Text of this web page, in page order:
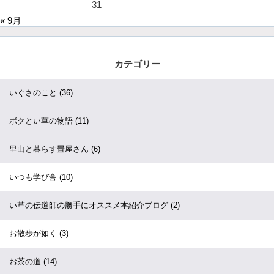
31
« 9月
カテゴリー
いぐさのこと (36)
ボクとい草の物語 (11)
里山と暮らす畳屋さん (6)
いつも学び舎 (10)
い草の伝道師の勝手にオススメ本紹介ブログ (2)
お散歩が如く (3)
お茶の道 (14)